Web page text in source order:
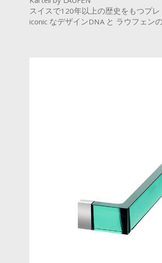
スイスで120年以上の歴史をもつプ
iconic なデザインDNA と ラウフェン